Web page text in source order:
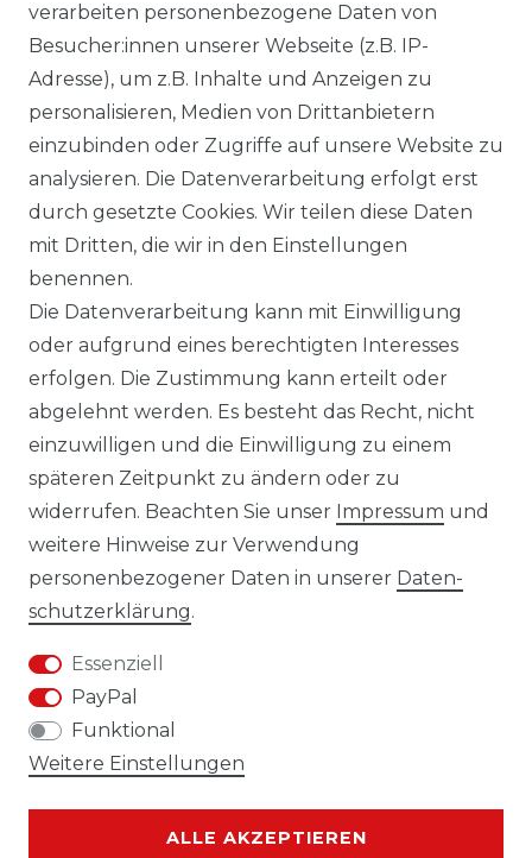
KOSTENLOSER & SCHNELLER VERSAND
LIEFERZEIT ETWA 1 BIS 3 WERKTAGE
14 TAGE RÜCKGABERECHT
Laro-Shop.de
06233-7705680
info@laro-shop.de
Montag - Freitag, 09:00 - 17:00
Widerrufs­recht
Daten­schutz­erklärung
verarbeiten personenbezogene Daten von
Besucher:innen unserer Webseite (z.B. IP-
Adresse), um z.B. Inhalte und Anzeigen zu
personalisieren, Medien von Drittanbietern
einzubinden oder Zugriffe auf unsere Website zu
analysieren. Die Datenverarbeitung erfolgt erst
durch gesetzte Cookies. Wir teilen diese Daten
mit Dritten, die wir in den Einstellungen
benennen.
Die Datenverarbeitung kann mit Einwilligung
oder aufgrund eines berechtigten Interesses
erfolgen. Die Zustimmung kann erteilt oder
abgelehnt werden. Es besteht das Recht, nicht
einzuwilligen und die Einwilligung zu einem
späteren Zeitpunkt zu ändern oder zu
widerrufen. Beachten Sie unser Impressum und
weitere Hinweise zur Verwendung
personenbezogener Daten in unserer Daten­
schutz­erklärung.
Essenziell
PayPal
Funktional
Weitere Einstellungen
ALLE AKZEPTIEREN